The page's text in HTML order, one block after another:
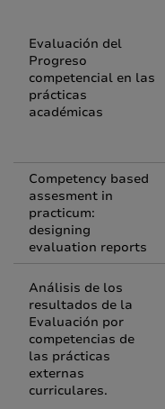
Evaluación del
Progreso
competencial en las
prácticas
académicas
Competency based
assesment in
practicum:
designing
evaluation reports
Análisis de los
resultados de la
Evaluación por
competencias de
las prácticas
externas
curriculares.